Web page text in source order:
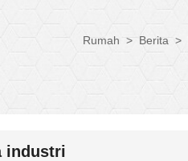
Rumah > Berita >
industri